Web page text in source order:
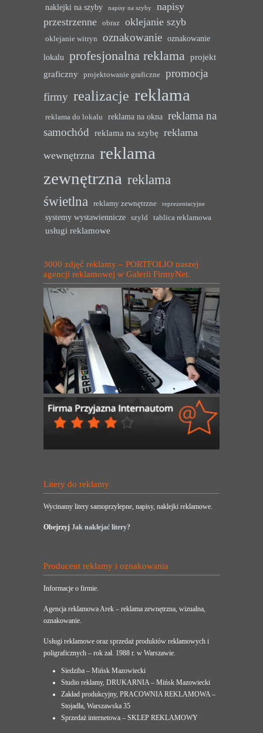
naklejki na szyby
napisy na szyby
napisy
przestrzenne
obraz oklejanie szyb
oklejanie witryn oznakowanie oznakowanie
lokalu profesjonalna reklama projekt
graficzny
projektowanie graficzne
promocja
firmy realizacje reklama
reklama do lokalu reklama na okna reklama na
samochód reklama na szybę reklama
wewnętrzna reklama
zewnętrzna reklama
świetlna
reklamy zewnętrzne reprezentacyjne
systemy wystawiennicze szyld tablica reklamowa
usługi reklamowe
3000 zdjęć reklamy – PORTFOLIO naszej
agencji reklamowej w Galerii FirmyNet.
Litery do reklamy
Wycinamy litery samoprzylepne, napisy, naklejki reklamowe.
Obejrzyj Jak naklejać litery?
Producent reklamy i oznakowania
Informacje o firmie.
Agencja reklamowa Arek – reklama zewnętrzna, wizualna,
oznakowanie.
Usługi reklamowe oraz sprzedaż produktów reklamowych i
poligraficznych – rok zał. 1988 r. w Warszawie.
Siedziba – Mińsk Mazowiecki
Studio reklamy, DRUKARNIA – Mińsk Mazowiecki
Zakład produkcyjny, PRACOWNIA REKLAMOWA –
Stojadła, Warszawska 35
Sprzedaż internetowa – SKLEP REKLAMOWY